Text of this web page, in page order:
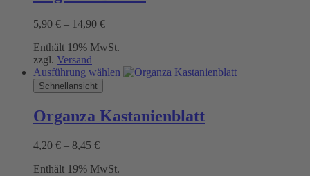
der
werden
5,90 € – 14,90 €Preisspanne:
bis
Enthält 19% MwSt.
zzgl. Versand
Ausführung wählen Dieses
mehrere
Varianten
Schnellansicht
Organza Kastanienblatt
4,20 € – 8,45 €Preisspanne:
bis
Enthält 19% MwSt.